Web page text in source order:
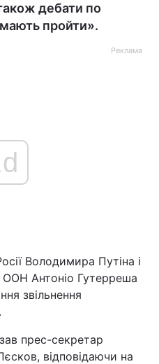
Світ
Лайт
дебати по
пройти».
Реклама
Володимира Путіна і
ООН Антоніо Гутерреша
звільнення
прес-секретар
відповідаючи на